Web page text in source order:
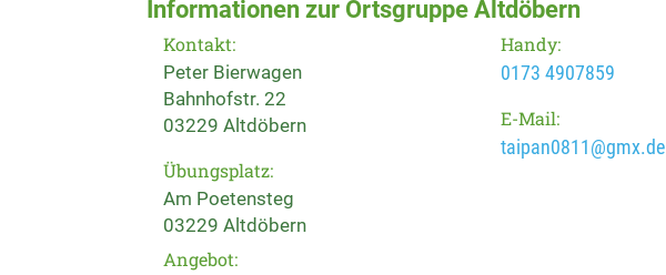
Informationen zur Ortsgruppe Altdöbern
Kontakt:
Peter Bierwagen
Bahnhofstr. 22
03229 Altdöbern
Übungsplatz:
Am Poetensteg
03229 Altdöbern
Handy:
0173 4907859
E-Mail:
taipan0811@gmx.de
Angebot: